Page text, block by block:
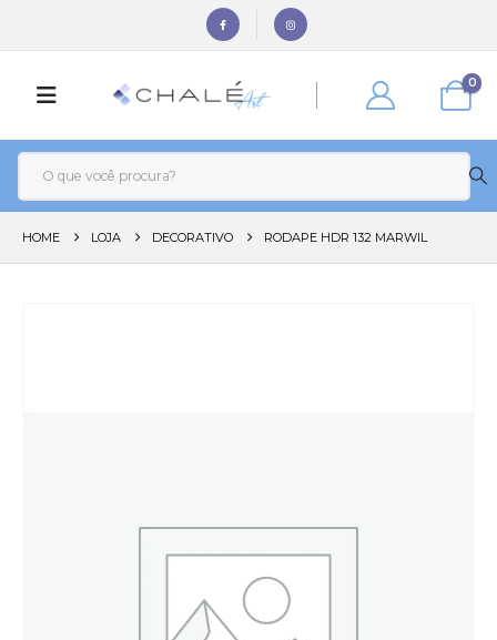
0
HOME LOJA DECORATIVO RODAPE HDR 132 MARWIL